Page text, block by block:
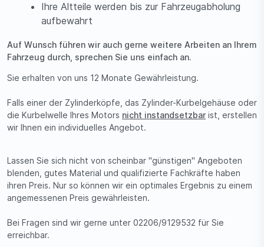
Ihre Altteile werden bis zur Fahrzeugabholung
aufbewahrt
Auf Wunsch führen wir auch gerne weitere Arbeiten an Ihrem
Fahrzeug durch, sprechen Sie uns einfach an.
Sie erhalten von uns 12 Monate Gewährleistung.
Falls einer der Zylinderköpfe, das Zylinder-Kurbelgehäuse oder
die Kurbelwelle Ihres Motors nicht instandsetzbar ist, erstellen
wir Ihnen ein individuelles Angebot.
Lassen Sie sich nicht von scheinbar "günstigen" Angeboten
blenden, gutes Material und qualifizierte Fachkräfte haben
ihren Preis. Nur so können wir ein optimales Ergebnis zu einem
angemessenen Preis gewährleisten.
Bei Fragen sind wir gerne unter 02206/9129532 für Sie
erreichbar.